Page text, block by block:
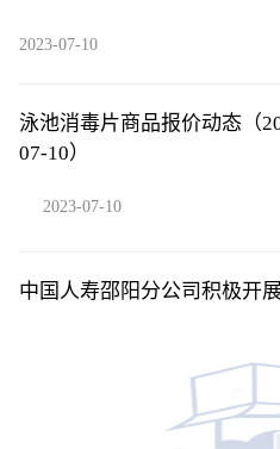
2023-07-10
泳池消毒片商品报价动态（
07-10）
2023-07-10
中国人寿邵阳分公司积极开